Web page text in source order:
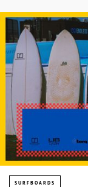
SURFBOARDS